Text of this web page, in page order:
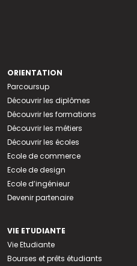
ORIENTATION
Parcoursup
Découvrir les diplômes
Découvrir les formations
Découvrir les métiers
Découvrir les écoles
Ecole de commerce
Ecole de design
Ecole d’ingénieur
Devenir partenaire
VIE ETUDIANTE
Vie Etudiante
Bourses et prêts étudiants